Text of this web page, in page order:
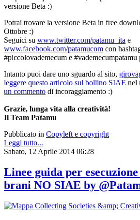
versione Beta :)
Potrai trovare la versione Beta in free
Ottobre :)
Seguici su www.twitter.com/patamu_ita e
www.facebook.com/patamucom con
#piccolovademecum e #vademecumpatamu
Intanto puoi dare uno sguardo al sito,
leggere questo articolo sul bollino SIAE nel
un commento di incoraggiamento :)
Grazie, lunga vita alla creatività!
Il Team Patamu
Pubblicato in Copyleft e copyright
Leggi tutto...
Sabato, 12 Aprile 2014 06:28
Linee guida per
brani NO SIAE by